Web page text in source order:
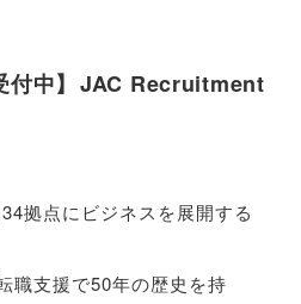
付中】 JAC Recruitment
拠点にビジネスを展開する
職支援で50年の歴史を持